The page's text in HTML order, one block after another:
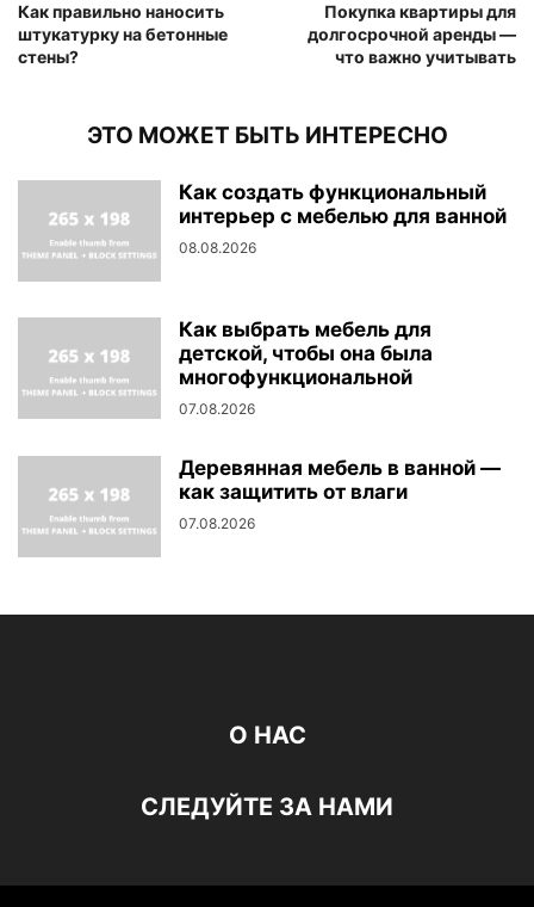
Как правильно наносить
штукатурку на бетонные
стены?
Покупка квартиры для
долгосрочной аренды —
что важно учитывать
ЭТО МОЖЕТ БЫТЬ ИНТЕРЕСНО
Как создать функциональный
интерьер с мебелью для ванной
08.08.2026
Как выбрать мебель для
детской, чтобы она была
многофункциональной
07.08.2026
Деревянная мебель в ванной —
как защитить от влаги
07.08.2026
О НАС
СЛЕДУЙТЕ ЗА НАМИ